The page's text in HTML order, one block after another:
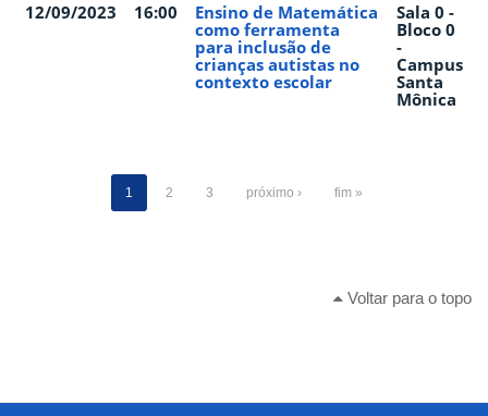
12/09/2023 16:00
Ensino de Matemática
como ferramenta
para inclusão de
crianças autistas no
contexto escolar
Sala 0 -
Bloco 0
-
Campus
Santa
Mônica
1 2 3 próximo › fim »
Voltar para o topo